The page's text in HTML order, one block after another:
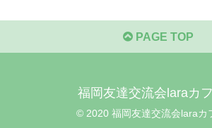
PAGE TOP
福岡友達交流会laraカ
© 2020 福岡友達交流会laraカ